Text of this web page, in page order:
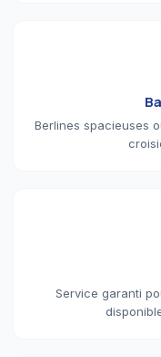
Berlines spacieuses
Service garanti